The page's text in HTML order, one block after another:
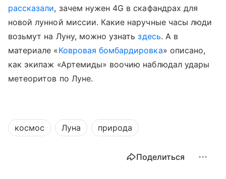
рассказали, зачем нужен 4G в скафандрах для
новой лунной миссии. Какие наручные часы люди
возьмут на Луну, можно узнатьздесь. А в
материале «Ковровая бомбардировка» описано,
как экипаж «Артемиды» воочию наблюдал удары
метеоритов по Луне.
космос Луна природа
Поделиться